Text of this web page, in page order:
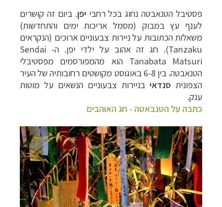
פסטיבל הטנאבטה נחוג בכל רחבי יפן. ביום זה קושרים
לענף עץ במבוק (מסמל אריכות ימים והתחדשות)
משאלות הכתובות על ניירות צבעוניים ארוכים (הנקראים
Tanzaku). חג זה אהוב על ילדי יפן. ה-
Sendai
Tanabata Matsuri הוא מהמפורסמים מפסטיבלי
הטנאבטה. בין 6-8 באוגוסט מקושטים רחובותיה של העיר
הצפונית סנדאי בניירות צבעוניים הנשאים על מוטות
ענק.
כתבה על הטנבאטה - חג האוהבים